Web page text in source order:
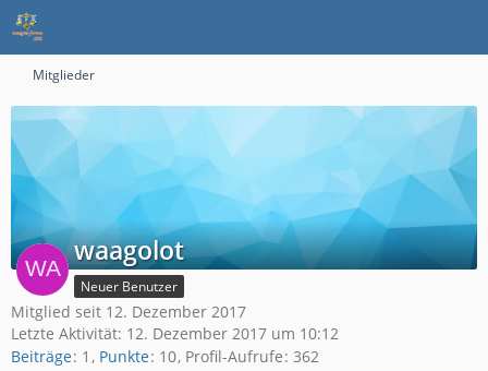
Mitglieder
waagolot
Neuer Benutzer
Mitglied seit 12. Dezember 2017
Letzte Aktivität: 12. Dezember 2017 um 10:12
Beiträge 1 Punkte 10 Profil-Aufrufe 362